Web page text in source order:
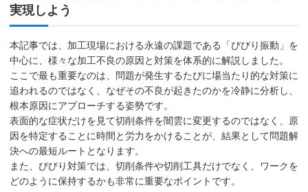
実現しよう
本記事では、加工現場における永遠の課題である「びびり振動」を
中心に、様々な加工不良の原因と対策を体系的に解説しました。
ここで最も重要なのは、問題が発生するたびに場当たり的な対策に
追われるのではなく、なぜその不良が起きたのかを冷静に分析し、
根本原因にアプローチする姿勢です。
表面的な症状だけを見て切削条件を闇雲に変更するのではなく、原
因を特定することに時間と労力をかけることが、結果として問題解
決への最短ルートとなります。
また、びびり対策では、切削条件や切削工具だけでなく、ワークを
どのように保持するかも非常に重要なポイントです。